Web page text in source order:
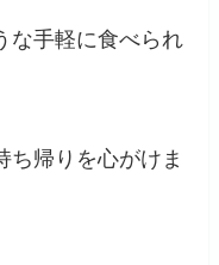
な手軽に食べられ
ち帰りを心がけま